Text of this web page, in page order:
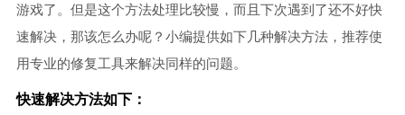
游戏了。但是这个方法处理比较慢，而且下次遇到了还不好快
速解决，那该怎么办呢？小编提供如下几种解决方法，推荐使
用专业的修复工具来解决同样的问题。
快速解决方法如下：